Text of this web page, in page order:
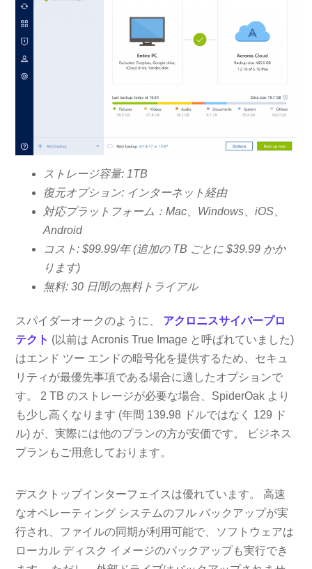
ストレージ容量: 1TB
復元オプション: インターネット経由
対応プラットフォーム：Mac、Windows、iOS、
Android
コスト: $99.99/年 (追加の TB ごとに $39.99 かか
ります)
無料: 30 日間の無料トライアル
スパイダーオークのように、 アクロニスサイバープロ
テクト (以前は Acronis True Image と呼ばれていました)
はエンド ツー エンドの暗号化を提供するため、セキュ
リティが最優先事項である場合に適したオプションで
す。 2 TB のストレージが必要な場合、SpiderOak より
も少し高くなります (年間 139.98 ドルではなく 129 ド
ル) が、実際には他のプランの方が安価です。 ビジネス
プランもご用意しております。
デスクトップインターフェイスは優れています。 高速
なオペレーティング システムのフル バックアップが実
行され、ファイルの同期が利用可能で、ソフトウェアは
ローカル ディスク イメージのバックアップも実行でき